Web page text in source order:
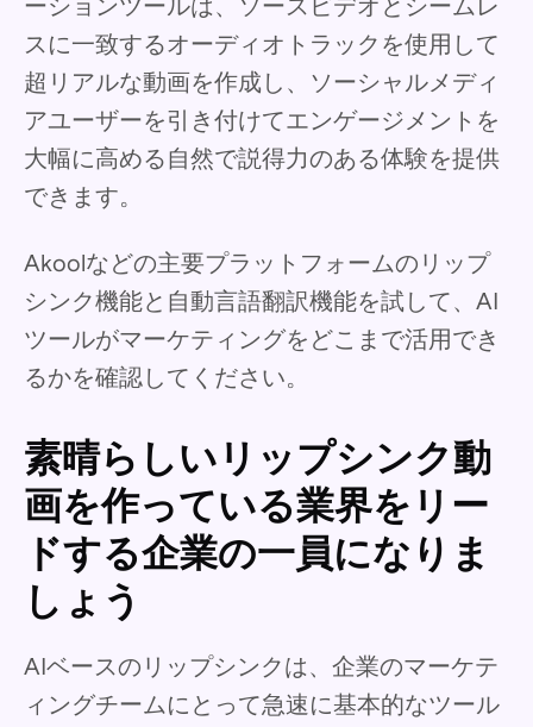
ーションツールは、ソースビデオとシームレ
スに一致するオーディオトラックを使用して
超リアルな動画を作成し、ソーシャルメディ
アユーザーを引き付けてエンゲージメントを
大幅に高める自然で説得力のある体験を提供
できます。
Akoolなどの主要プラットフォームのリップ
シンク機能と自動言語翻訳機能を試して、AI
ツールがマーケティングをどこまで活用でき
るかを確認してください。
素晴らしいリップシンク動
画を作っている業界をリー
ドする企業の一員になりま
しょう
AIベースのリップシンクは、企業のマーケテ
ィングチームにとって急速に基本的なツール